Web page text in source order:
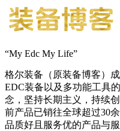
“My Edc My Life”
格尔装备（原装备博客）
EDC装备以及多功能工具
念，坚持长期主义，持续
前产品已销往全球超过30
品质好且服务优的产品与服